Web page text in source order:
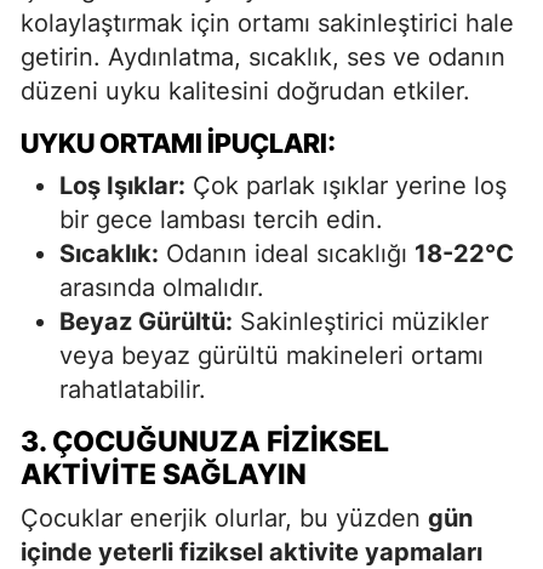
kolaylaştırmak için ortamı sakinleştirici hale
getirin. Aydınlatma, sıcaklık, ses ve odanın
düzeni uyku kalitesini doğrudan etkiler.
UYKU ORTAMI İPUÇLARI:
Loş Işıklar: Çok parlak ışıklar yerine loş
bir gece lambası tercih edin.
Sıcaklık: Odanın ideal sıcaklığı 18-22°C
arasında olmalıdır.
Beyaz Gürültü: Sakinleştirici müzikler
veya beyaz gürültü makineleri ortamı
rahatlatabilir.
3. ÇOCUĞUNUZA FIZIKSEL
AKTIVITE SAĞLAYIN
Çocuklar enerjik olurlar, bu yüzden gün
içinde yeterli fiziksel aktivite yapmaları